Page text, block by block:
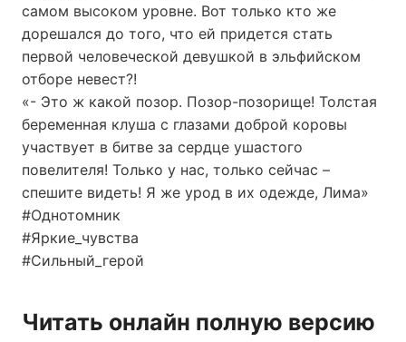
самом высоком уровне. Вот только кто же
дорешался до того, что ей придется стать
первой человеческой девушкой в эльфийском
отборе невест?!
«- Это ж какой позор. Позор-позорище! Толстая
беременная клуша с глазами доброй коровы
участвует в битве за сердце ушастого
повелителя! Только у нас, только сейчас –
спешите видеть! Я же урод в их одежде, Лима»
#Однотомник
#Яркие_чувства
#Сильный_герой
Читать онлайн полную версию